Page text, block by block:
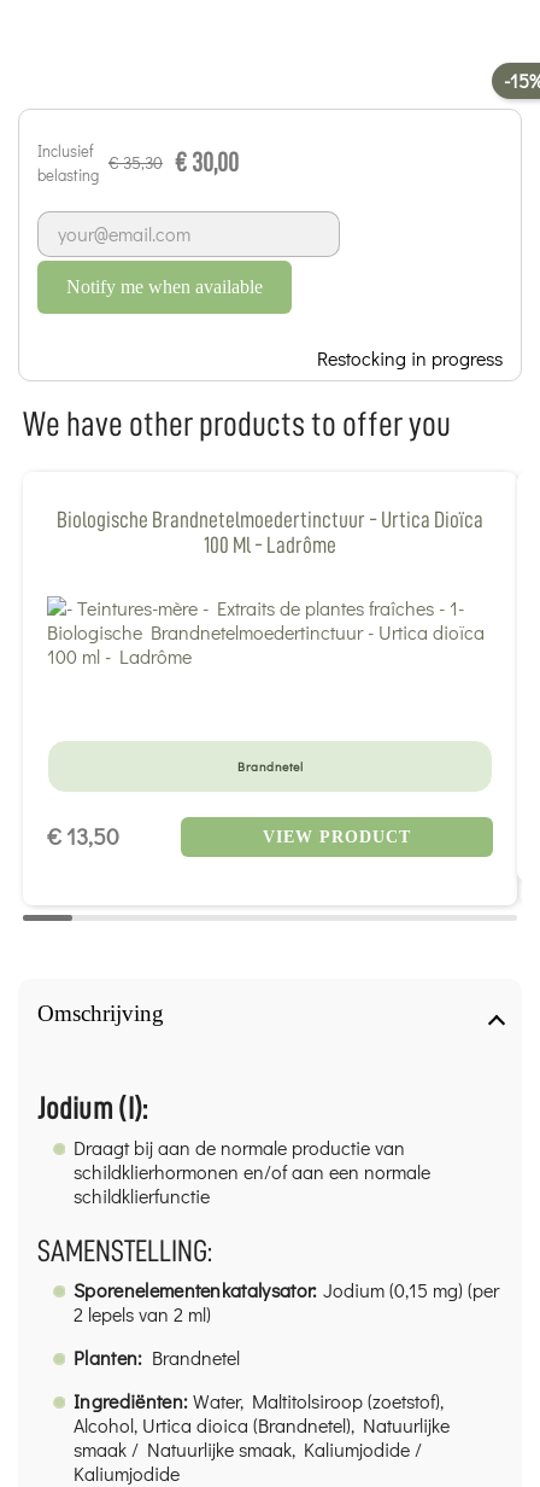
-
Inclusief
belasting
€ 35,30 € 30,00
Notify me when available
Restocking in progress
Omschrijving
Jodium (I):
Draagt bij aan de normale productie van
schildklierhormonen en/of aan een normale
schildklierfunctie
SAMENSTELLING:
Sporenelementenkatalysator: Jodium (0,15 mg) (per
2 lepels van 2 ml)
Planten: Brandnetel
Ingrediënten:Water, Maltitolsiroop (zoetstof),
Alcohol, Urtica dioica (Brandnetel), Natuurlijke
smaak / Natuurlijke smaak, Kaliumjodide /
Kaliumjodide
We have other products to offer you
Biologische Brandnetelmoedertinctuur - Urtica Dioïca
100 Ml - Ladrôme
Brandnetel
€ 13,50 VIEW PRODUCT